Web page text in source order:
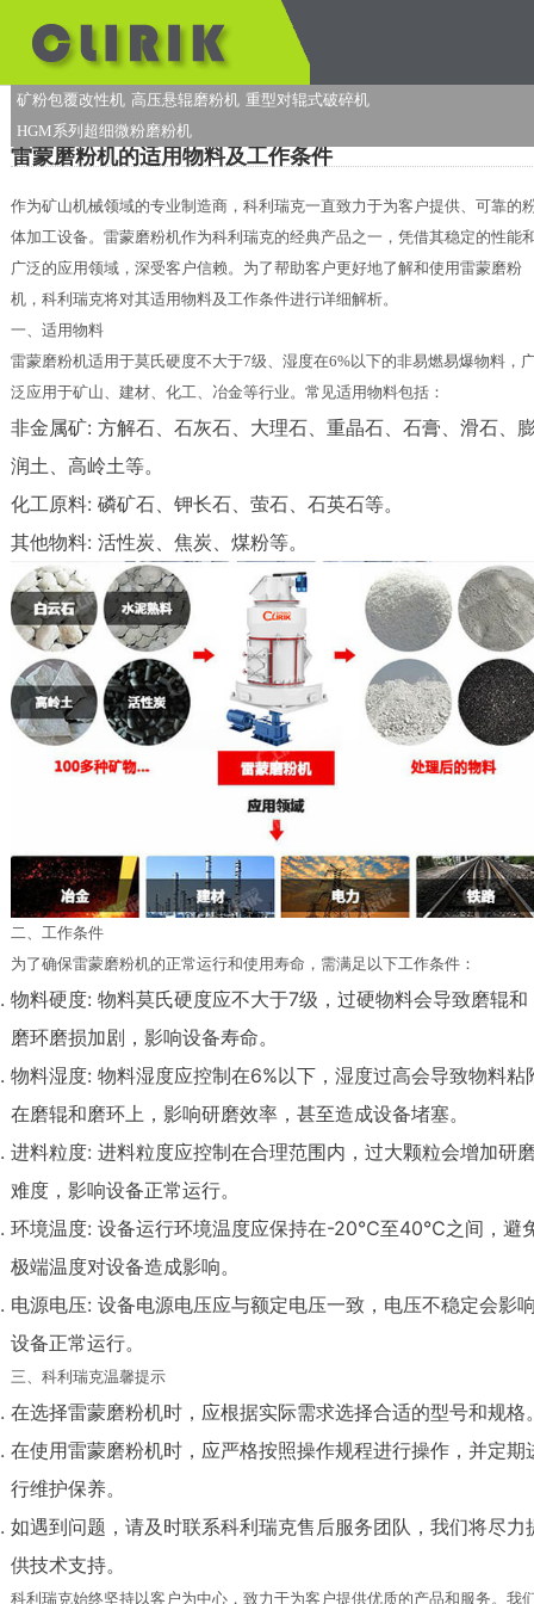
矿粉包覆改性机 高压悬辊磨粉机 重型对辊式破碎机
HGM系列超细微粉磨粉机
雷蒙磨粉机的适用物料及工作条件
作为矿山机械领域的专业制造商，科利瑞克一直致力于为客户提供、可靠的
体加工设备。雷蒙磨粉机作为科利瑞克的经典产品之一，凭借其稳定的性能
广泛的应用领域，深受客户信赖。为了帮助客户更好地了解和使用雷蒙磨粉
机，科利瑞克将对其适用物料及工作条件进行详细解析。
一、适用物料
雷蒙磨粉机适用于莫氏硬度不大于7级、湿度在6%以下的非易燃易爆物料，
泛应用于矿山、建材、化工、冶金等行业。常见适用物料包括：
非金属矿: 方解石、石灰石、大理石、重晶石、石膏、滑石、
润土、高岭土等。
化工原料: 磷矿石、钾长石、萤石、石英石等。
其他物料: 活性炭、焦炭、煤粉等。
二、工作条件
为了确保雷蒙磨粉机的正常运行和使用寿命，需满足以下工作条件：
物料硬度: 物料莫氏硬度应不大于7级，过硬物料会导致磨辊和
磨环磨损加剧，影响设备寿命。
物料湿度: 物料湿度应控制在6%以下，湿度过高会导致物料粘
在磨辊和磨环上，影响研磨效率，甚至造成设备堵塞。
进料粒度: 进料粒度应控制在合理范围内，过大颗粒会增加研
难度，影响设备正常运行。
环境温度: 设备运行环境温度应保持在-20℃至40℃之间，避
极端温度对设备造成影响。
电源电压: 设备电源电压应与额定电压一致，电压不稳定会影
设备正常运行。
三、科利瑞克温馨提示
在选择雷蒙磨粉机时，应根据实际需求选择合适的型号和规格
在使用雷蒙磨粉机时，应严格按照操作规程进行操作，并定期
行维护保养。
如遇到问题，请及时联系科利瑞克售后服务团队，我们将尽力
供技术支持。
科利瑞克始终坚持以客户为中心，致力于为客户提供优质的产品和服务。我